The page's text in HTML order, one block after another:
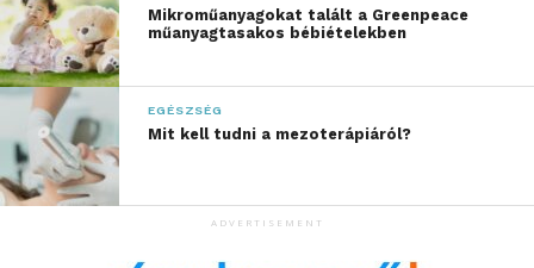
Mikroműanyagokat talált a Greenpeace
műanyagtasakos bébiételekben
EGÉSZSÉG
Mit kell tudni a mezoterápiáról?
ADVERTISEMENT